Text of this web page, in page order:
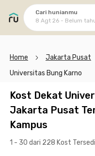
Cari hunianmu
8 Agt 26 - Belum
Home Jakarta Pusat
Universitas Bung Karno
Kost Dekat
Jakarta Pusat
Kampus
1 - 30 dari 228 Kost